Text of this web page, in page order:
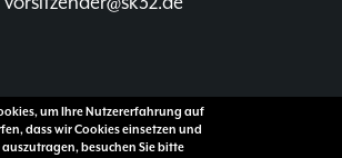
um Ihre Nutzererfahrung auf
dass wir Cookies einsetzen und
besuchen Sie bitte